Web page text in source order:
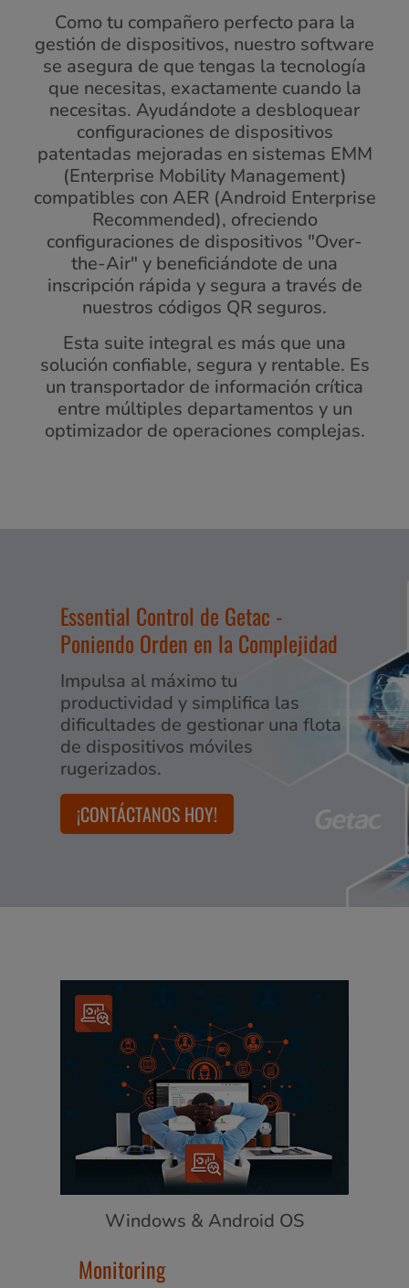
Como tu compañero perfecto para la
gestión de dispositivos, nuestro software
se asegura de que tengas la tecnología
que necesitas, exactamente cuando la
necesitas. Ayudándote a desbloquear
configuraciones de dispositivos
patentadas mejoradas en sistemas EMM
(Enterprise Mobility Management)
compatibles con AER (Android Enterprise
Recommended), ofreciendo
configuraciones de dispositivos "Over-
the-Air" y beneficiándote de una
inscripción rápida y segura a través de
nuestros códigos QR seguros.
Esta suite integral es más que una
solución confiable, segura y rentable. Es
un transportador de información crítica
entre múltiples departamentos y un
optimizador de operaciones complejas.
Essential Control de Getac -
Poniendo Orden en la Complejidad
Impulsa al máximo tu
productividad y simplifica las
dificultades de gestionar una flota
de dispositivos móviles
rugerizados.
¡CONTÁCTANOS HOY!
Windows & Android OS
Monitoring